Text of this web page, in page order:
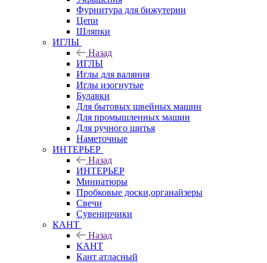
Фурнитура для бижутерии
Цепи
Шляпки
ИГЛЫ
Назад
ИГЛЫ
Иглы для валяния
Иглы изогнутые
Булавки
Для бытовых швейных машин
Для промышленных машин
Для ручного шитья
Наметочные
ИНТЕРЬЕР
Назад
ИНТЕРЬЕР
Миниатюры
Пробковые доски,органайзеры
Свечи
Сувенирчики
КАНТ
Назад
КАНТ
Кант атласный